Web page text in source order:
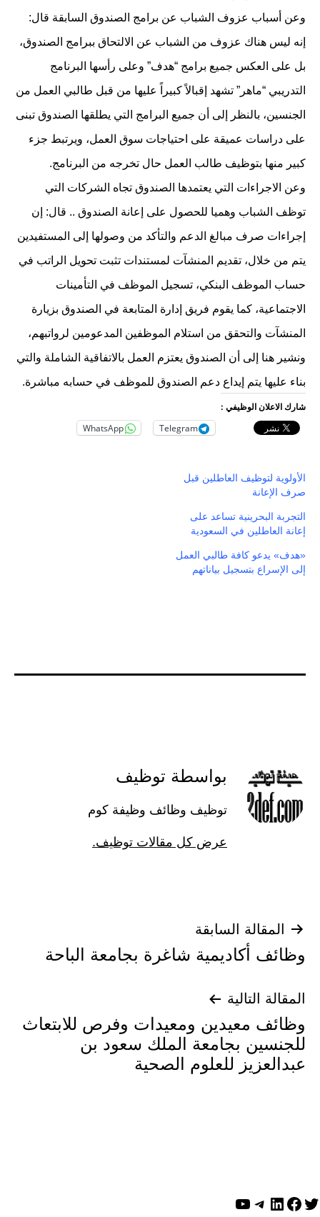
وعن أسباب عزوف الشباب عن برامج الصندوق السابقة قال:
إنه ليس هناك عزوف من الشباب عن الالتحاق ببرامج الصندوق،
بل على العكس جميع برامج “هدف” وعلى رأسها البرنامج
التدريبي “ماهر” تشهد إقبالاً كبيراً عليها من قبل طالبي العمل من
الجنسين، بالنظر إلى أن جميع البرامج التي يطلقها الصندوق تبنى
على دراسات عميقة على احتياجات سوق العمل، ويرتبط جزء
كبير منها بتوظيف طالب العمل حال تخرجه من البرنامج.
وعن الاجراءات التي يعتمدها الصندوق تجاه الشركات التي
توظف الشباب وهميا للحصول على إعانة الصندوق .. قال: إن
إجراءات صرف مبالغ الدعم والتأكد من وصولها إلى المستفيدين
يتم من خلال، تقديم المنشآت لمستندات تثبت تحويل الراتب في
حساب الموظف البنكي، تسجيل الموظف في التأمينات
الاجتماعية، كما يقوم فريق إدارة المتابعة في الصندوق بزيارة
المنشآت والتحقق من استلام الموظفين المدعومين لرواتبهم،
ونشير هنا إلى أن الصندوق يعتزم العمل بالاتفاقية الشاملة والتي
بناء عليها يتم إيداع دعم الصندوق للموظف في حسابه مباشرة.
شارك الاعلان الوظيفي :
Telegram
WhatsApp
الأولوية لتوظيف العاطلين قبل
صرف الإعانة
التجربة البحرينية تساعد على
إعانة العاطلين في السعودية
«هدف» يدعو كافة طالبي العمل
إلى الإسراع بتسجيل بياناتهم
بواسطة توظيف
توظيف وظائف وظيفة كوم
عرض كل مقالات توظيف.
تصفّح
المقالات
المقالة السابقة
وظائف أكاديمية شاغرة بجامعة الباحة
المقالة التالية
وظائف معيدين ومعيدات وفرص للابتعاث
للجنسين بجامعة الملك سعود بن
عبدالعزيز للعلوم الصحية
تويترفيسبوك
لينكد إن تيليجرام
يوتيوب